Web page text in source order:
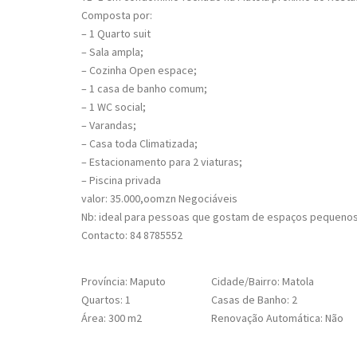
Composta por:
– 1 Quarto suit
– Sala ampla;
– Cozinha Open espace;
– 1 casa de banho comum;
– 1 WC social;
– Varandas;
– Casa toda Climatizada;
– Estacionamento para 2 viaturas;
– Piscina privada
valor: 35.000,oomzn Negociáveis
Nb: ideal para pessoas que gostam de espaços
Contacto: 84 8785552
Província: Maputo Cidade/Bairro: Matola
Quartos: 1
Casas de Banho: 2
Área: 300 m2
Renovação Automática: Não